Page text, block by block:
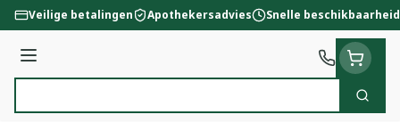
Ga naar de inhoud
Veilige betalingen Apothekersadvies Snelle beschikbaarheid
Menu
Zoek